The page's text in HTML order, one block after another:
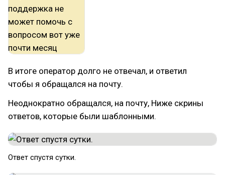
В итоге оператор долго не отвечал, и ответил
чтобы я обращался на почту.
Неоднократно обращался, на почту, Ниже скрины
ответов, которые были шаблонными.
Ответ спустя сутки.